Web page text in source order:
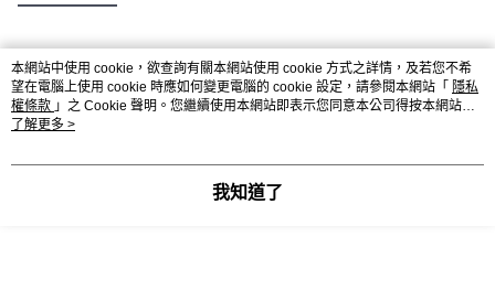
熱門標籤
本網站中使用 cookie，欲查詢有關本網站使用 cookie 方式之詳情，及若您不希
望在電腦上使用 cookie 時應如何變更電腦的 cookie 設定，請參閱本網站「 隱私
權條款 」之 Cookie 聲明。您繼續使用本網站即表示您同意本公司得按本網站使
用條款之 Cookie 聲明使用 cookie。
了解更多 >
我知道了